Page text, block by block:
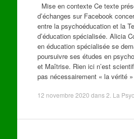
Mise en contexte Ce texte
d’échanges sur Facebook
entre la psychoéducation et la
d’éducation spécialisée. Alicia
en éducation spécialisée se
poursuivre ses études en
et Maîtrise. Rien ici n’est
pas nécessairement « la vérité
12 novembre 2020 dans2. La